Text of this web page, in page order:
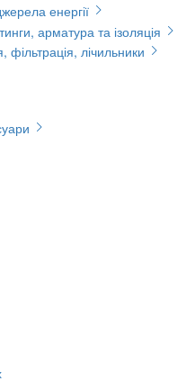
енергії
арматура та ізоляція
фільтрація, лічильники